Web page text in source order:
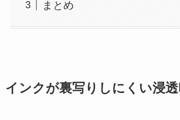
まとめ
インクが裏写りしにくい浸透